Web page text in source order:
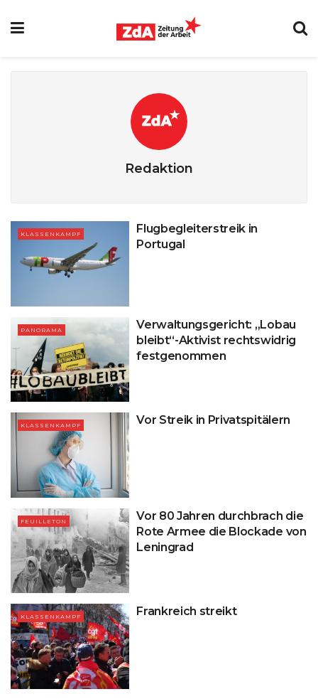
Redaktion
KLASSENKAMPF
Flugbegleiterstreik in
Portugal
PANORAMA
Verwaltungsgericht: „Lobau
bleibt“-Aktivist rechtswidrig
festgenommen
KLASSENKAMPF Vor Streik in Privatspitälern
FEUILLETON
Vor 80 Jahren durchbrach die
Rote Armee die Blockade von
Leningrad
KLASSENKAMPF Frankreich streikt